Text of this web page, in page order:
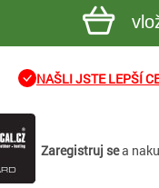
NAŠLI JSTE LEPŠÍ
Zaregistruj sea